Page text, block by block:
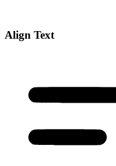
Align Text